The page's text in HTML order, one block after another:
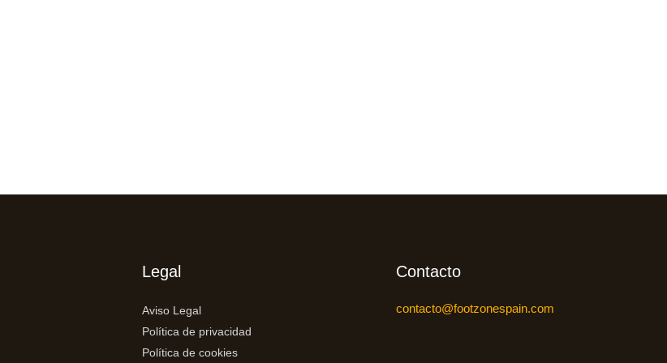
Legal
Aviso Legal
Política de privacidad
Política de cookies
Contacto
contacto@footzonespain.com